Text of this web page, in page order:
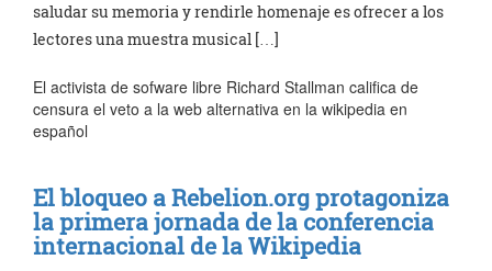
saludar su memoria y rendirle homenaje es ofrecer a los
lectores una muestra musical […]
El activista de sofware libre Richard Stallman califica de
censura el veto a la web alternativa en la wikipedia en
español
El bloqueo a Rebelion.org protagoniza
la primera jornada de la conferencia
internacional de la Wikipedia